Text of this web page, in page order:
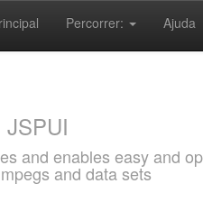
Percorrer: Ajuda
JSPUI
and enables easy and
and data sets